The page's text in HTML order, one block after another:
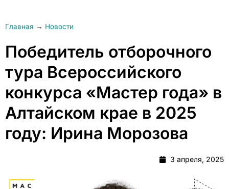
Главная → Новости
Победитель отборочного
тура Всероссийского
конкурса «Мастер года» в
Алтайском крае в 2025
году: Ирина Морозова
3 апреля, 2025